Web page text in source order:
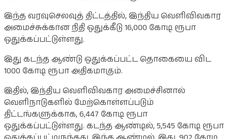
இந்த வரவுசெலவுத் திட்டத்தில், இந்திய வெளிவிவகார
அமைச்சுக்கான நிதி ஒதுக்கீடு 16,000 கோடி ரூபா
ஒதுக்கப்பட்டுள்ளது.
இது கடந்த ஆண்டு ஒதுக்கப்பட்ட தொகையை விட
1000 கோடி ரூபா அதிகமாகும்.
இதில், இந்திய வெளிவிவகார அமைச்சினால்
வெளிநாடுகளில் மேற்கொள்ளப்படும்
திட்டங்களுக்காக, 6,447 கோடி ரூபா
ஒதுக்கப்பட்டுள்ளது. கடந்த ஆண்டில், 5,545 கோடி ரூபா